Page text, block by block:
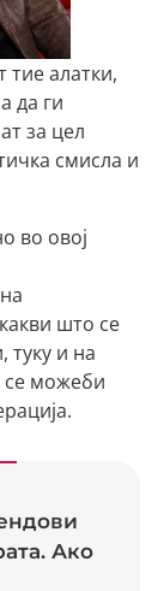
тие алатки,
да ги
за цел
смисла и
во овој
што се
туку и на
се можеби
Ако